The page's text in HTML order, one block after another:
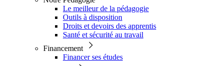
Le meilleur de la pédagogie
Outils à disposition
Droits et devoirs des apprentis
Santé et sécurité au travail
Financement
Financer ses études